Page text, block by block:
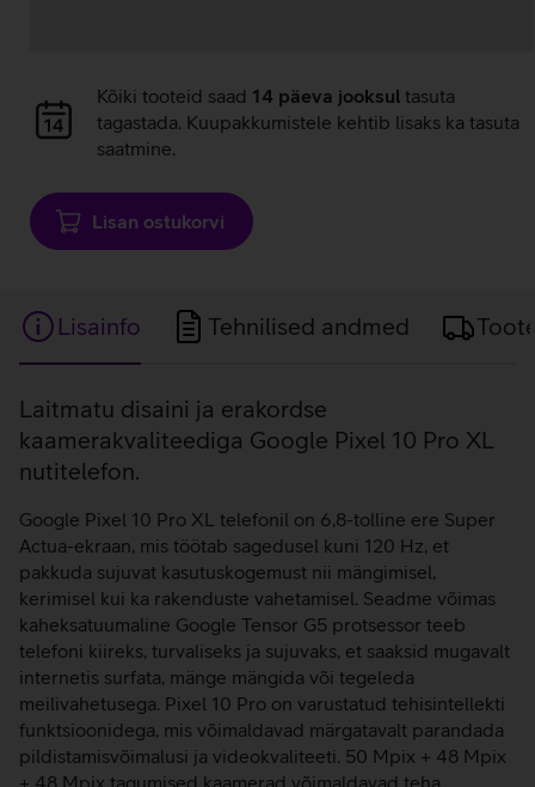
Andmete
laadimine
Kõiki tooteid saad 14 päeva jooksul tasuta
tagastada. Kuupakkumistele kehtib lisaks ka tasuta
saatmine.
Lisan ostukorvi
Lisainfo Tehnilised andmed
Lisainfo
Laitmatu disaini ja erakordse
kaamerakvaliteediga Google Pixel 10 Pro XL
nutitelefon.
Google Pixel 10 Pro XL telefonil on 6,8-tolline ere Super
Actua-ekraan, mis töötab sagedusel kuni 120 Hz, et
pakkuda sujuvat kasutuskogemust nii mängimisel,
kerimisel kui ka rakenduste vahetamisel. Seadme võimas
kaheksatuumaline Google Tensor G5 protsessor teeb
telefoni kiireks, turvaliseks ja sujuvaks, et saaksid mugavalt
internetis surfata, mänge mängida või tegeleda
meilivahetusega. Pixel 10 Pro on varustatud tehisintellekti
funktsioonidega, mis võimaldavad märgatavalt parandada
pildistamisvõimalusi ja videokvaliteeti. 50 Mpix + 48 Mpix
+ 48 Mpix tagumised kaamerad võimaldavad teha